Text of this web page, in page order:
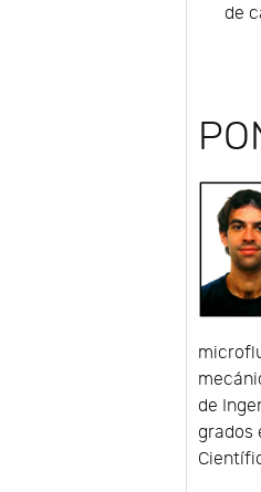
de
de
grados